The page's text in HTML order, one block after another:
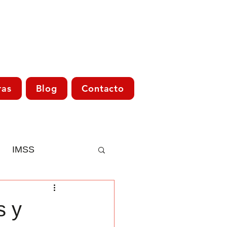
Blog Contacto
IMSS
Asesoría Fiscal
y